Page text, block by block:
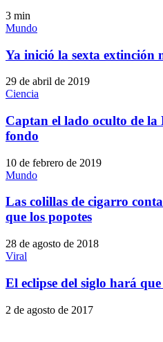
3 min
Mundo
Ya inició la sexta extinción
29 de abril de 2019
Ciencia
Captan el lado oculto de
fondo
10 de febrero de 2019
Mundo
Las colillas de cigarro
que los popotes
28 de agosto de 2018
Viral
El eclipse del siglo hará
2 de agosto de 2017